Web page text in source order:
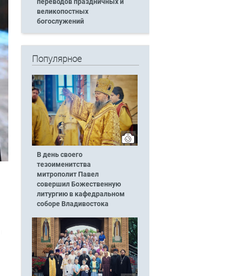
великопостных
богослужений
Популярное
В день своего
тезоименитства
митрополит Павел
совершил Божественную
литургию в кафедральном
соборе Владивостока